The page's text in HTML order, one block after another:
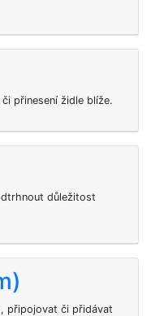
přinesení židle blíže.
důležitost
připojovat či přidávat